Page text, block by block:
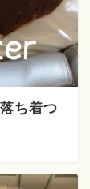
ち着つ